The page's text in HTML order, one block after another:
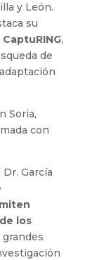
y León.
su
,
de
García
los